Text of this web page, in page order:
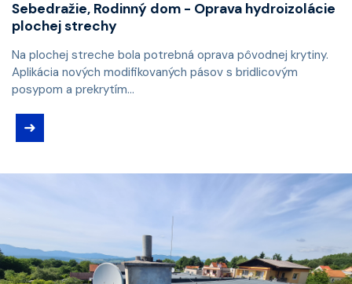
Sebedražie, Rodinný dom - Oprava hydroizolácie
plochej strechy
Na plochej streche bola potrebná oprava pôvodnej krytiny.
Aplikácia nových modifikovaných pásov s bridlicovým
posypom a prekrytím...
➜